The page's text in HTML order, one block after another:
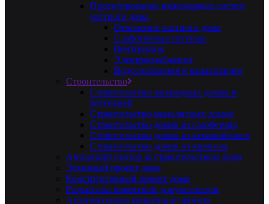
Проектирование инженерных систем
частного дома
Отопление частного дома
Слаботочные системы
Вентиляция
Электроснабжения
Водоснабжения и канализации
Строительство
Строительство загородных домов и
коттеджей
Строительство монолитных домов
Строительство домов из газобетона
Строительство домов из керамоблоков
Строительство домов из кирпича
Авторский надзор за строительством дома
Эскизный проект дома
Конструктивный проект дома
Разработка проектной документации
Архитектурная концепция проекта